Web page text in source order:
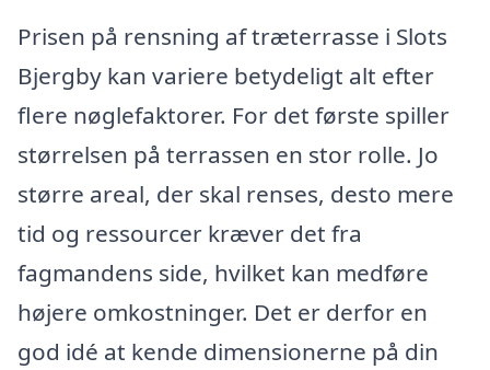
Prisen på rensning af træterrasse i Slots
Bjergby kan variere betydeligt alt efter
flere nøglefaktorer. For det første spiller
størrelsen på terrassen en stor rolle. Jo
større areal, der skal renses, desto mere
tid og ressourcer kræver det fra
fagmandens side, hvilket kan medføre
højere omkostninger. Det er derfor en
god idé at kende dimensionerne på din